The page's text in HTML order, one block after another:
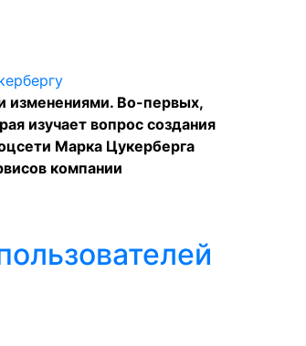
изменениями. Во-первых,
изучает вопрос создания
Марка Цукерберга
компании